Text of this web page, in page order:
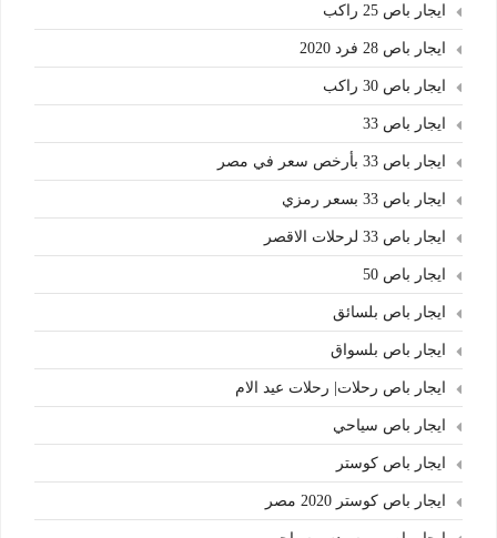
ايجار باص 25 راكب
ايجار باص 28 فرد 2020
ايجار باص 30 راكب
ايجار باص 33
ايجار باص 33 بأرخص سعر في مصر
ايجار باص 33 بسعر رمزي
ايجار باص 33 لرحلات الاقصر
ايجار باص 50
ايجار باص بلسائق
ايجار باص بلسواق
ايجار باص رحلات| رحلات عيد الام
ايجار باص سياحي
ايجار باص كوستر
ايجار باص كوستر 2020 مصر